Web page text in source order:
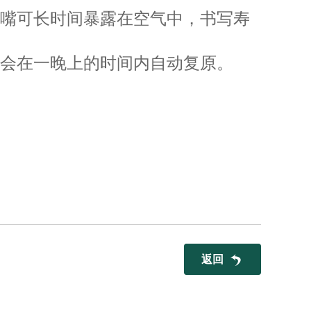
可长时间暴露在空气中，书写寿
在一晚上的时间内自动复原。
返回